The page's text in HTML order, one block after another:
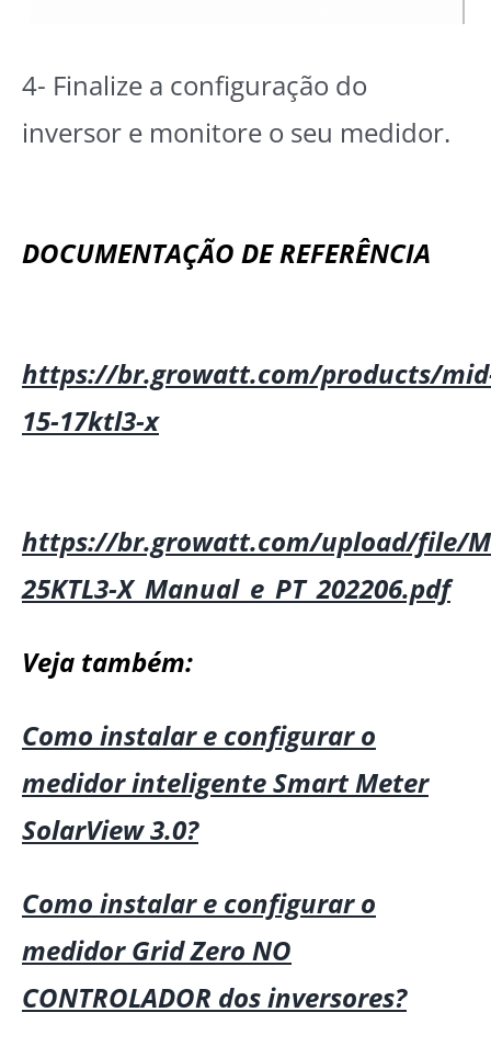
4- Finalize a configuração do
inversor e monitore o seu medidor.
DOCUMENTAÇÃO DE REFERÊNCIA
https://br.growatt.com/products/
15-17ktl3-x
https://br.growatt.com/upload/file/
25KTL3-X_Manual_e_PT_202206.pdf
Veja também:
Como instalar e configurar o
medidor inteligente Smart Meter
SolarView 3.0?
Como instalar e configurar o
medidor Grid Zero NO
CONTROLADOR dos inversores?